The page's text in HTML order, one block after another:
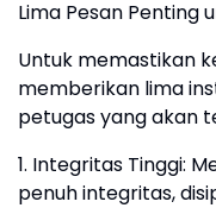
Lima Pesan Penting
​Untuk memastikan
memberikan lima
petugas yang akan
1. ​Integritas Tinggi:
penuh integritas,